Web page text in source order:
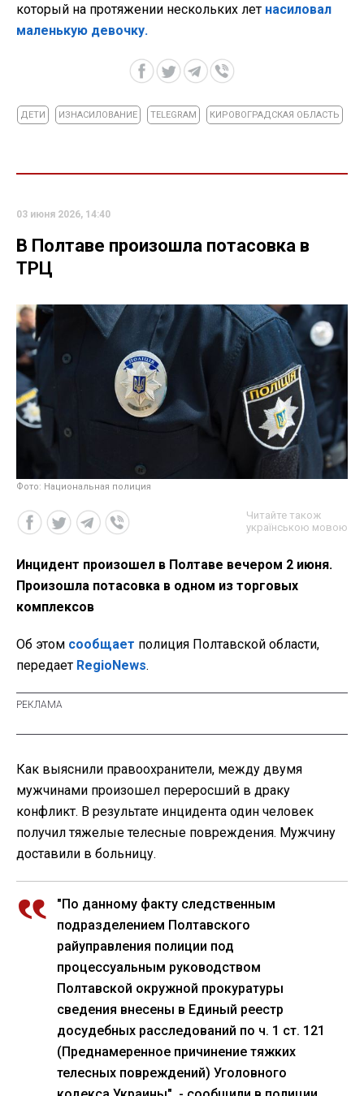
который на протяжении нескольких лет насиловал
маленькую девочку.
ДЕТИ ИЗНАСИЛОВАНИЕ TELEGRAM КИРОВОГРАДСКАЯ ОБЛАСТЬ
03 июня 2026, 14:40
В Полтаве произошла потасовка в
ТРЦ
Фото: Национальная полиция
Читайте також
українською мовою
Инцидент произошел в Полтаве вечером 2 июня.
Произошла потасовка в одном из торговых
комплексов
Об этом сообщает полиция Полтавской области,
передает RegioNews.
Как выяснили правоохранители, между двумя
мужчинами произошел переросший в драку
конфликт. В результате инцидента один человек
получил тяжелые телесные повреждения. Мужчину
доставили в больницу.
"По данному факту следственным
подразделением Полтавского
райуправления полиции под
процессуальным руководством
Полтавской окружной прокуратуры
сведения внесены в Единый реестр
досудебных расследований по ч. 1 ст. 121
(Преднамеренное причинение тяжких
телесных повреждений) Уголовного